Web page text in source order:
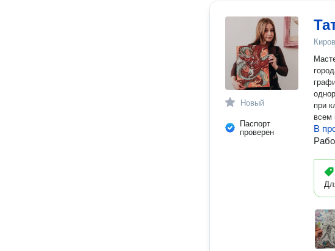
Новый
Паспорт
проверен
при
всем
В